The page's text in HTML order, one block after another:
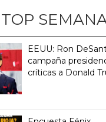
TOP
EEUU: Ron
campaña
críticas a Donald